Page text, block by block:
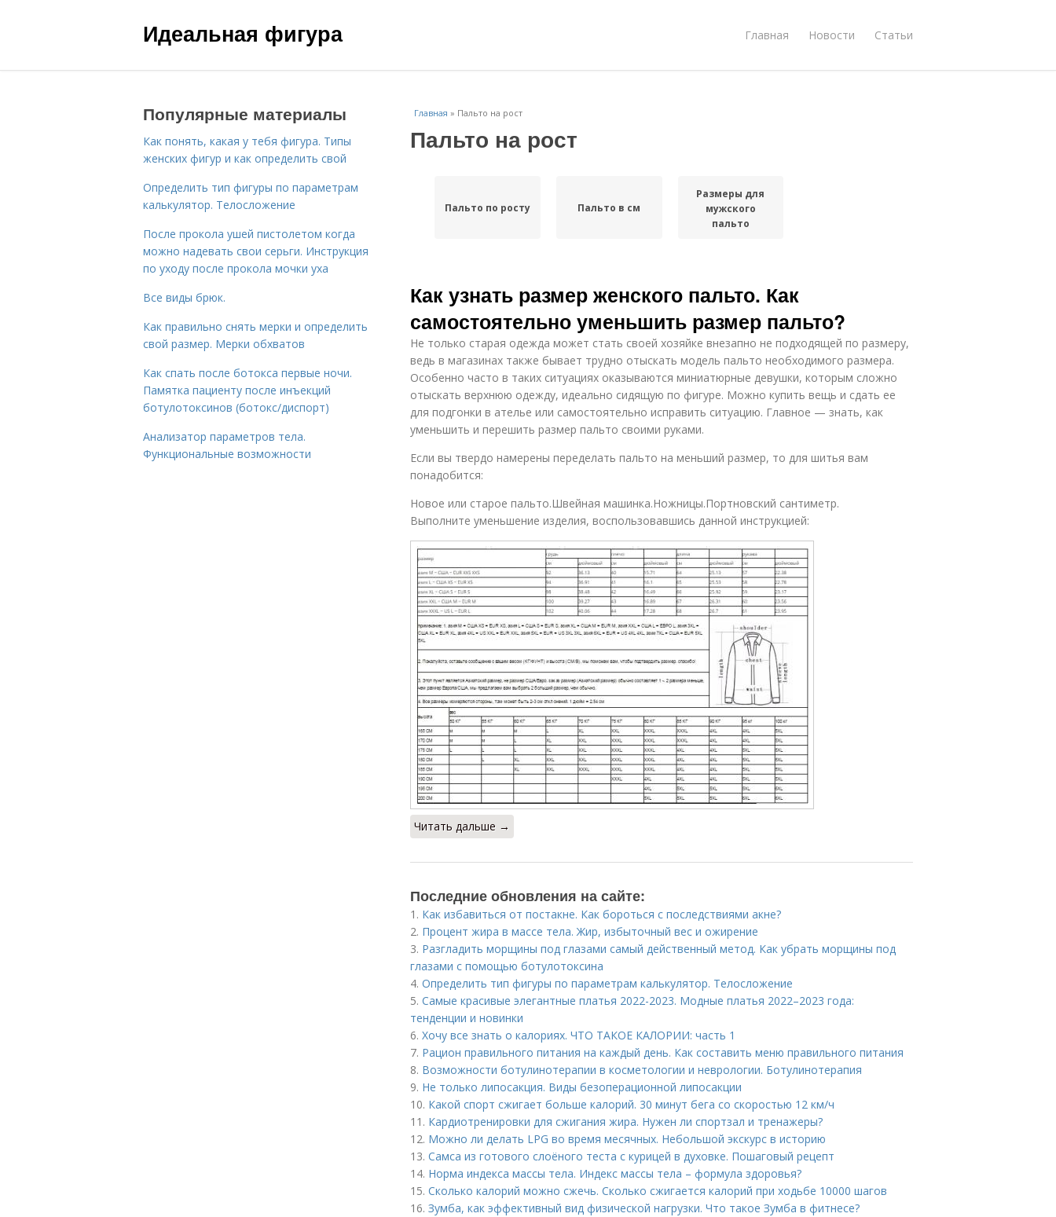
Идеальная фигура Главная Новости Статьи
Главная » Пальто на рост
Пальто на рост
Пальто по росту Пальто в см
Размеры для
мужского
пальто
Как узнать размер женского пальто. Как
самостоятельно уменьшить размер пальто?
Не только старая одежда может стать своей хозяйке внезапно не подходящей по размеру,
ведь в магазинах также бывает трудно отыскать модель пальто необходимого размера.
Особенно часто в таких ситуациях оказываются миниатюрные девушки, которым сложно
отыскать верхнюю одежду, идеально сидящую по фигуре. Можно купить вещь и сдать ее
для подгонки в ателье или самостоятельно исправить ситуацию. Главное — знать, как
уменьшить и перешить размер пальто своими руками.
Если вы твердо намерены переделать пальто на меньший размер, то для шитья вам
понадобится:
Новое или старое пальто.Швейная машинка.Ножницы.Портновский сантиметр.
Выполните уменьшение изделия, воспользовавшись данной инструкцией:
Читать дальше →
Последние обновления на сайте:
1. Как избавиться от постакне. Как бороться с последствиями акне?
2. Процент жира в массе тела. Жир, избыточный вес и ожирение
3. Разгладить морщины под глазами самый действенный метод. Как убрать морщины под
глазами с помощью ботулотоксина
4. Определить тип фигуры по параметрам калькулятор. Телосложение
5. Самые красивые элегантные платья 2022-2023. Модные платья 2022–2023 года:
тенденции и новинки
6. Хочу все знать о калориях. ЧТО ТАКОЕ КАЛОРИИ: часть 1
7. Рацион правильного питания на каждый день. Как составить меню правильного питания
8. Возможности ботулинотерапии в косметологии и неврологии. Ботулинотерапия
9. Не только липосакция. Виды безоперационной липосакции
10. Какой спорт сжигает больше калорий. 30 минут бега со скоростью 12 км/ч
11. Кардиотренировки для сжигания жира. Нужен ли спортзал и тренажеры?
12. Можно ли делать LPG во время месячных. Небольшой экскурс в историю
13. Самса из готового слоёного теста с курицей в духовке. Пошаговый рецепт
14. Норма индекса массы тела. Индекс массы тела – формула здоровья?
15. Сколько калорий можно сжечь. Сколько сжигается калорий при ходьбе 10000 шагов
16. Зумба, как эффективный вид физической нагрузки. Что такое Зумба в фитнесе?
Популярные материалы
Как понять, какая у тебя фигура. Типы
женских фигур и как определить свой
Определить тип фигуры по параметрам
калькулятор. Телосложение
После прокола ушей пистолетом когда
можно надевать свои серьги. Инструкция
по уходу после прокола мочки уха
Все виды брюк.
Как правильно снять мерки и определить
свой размер. Мерки обхватов
Как спать после ботокса первые ночи.
Памятка пациенту после инъекций
ботулотоксинов (ботокс/диспорт)
Анализатор параметров тела.
Функциональные возможности